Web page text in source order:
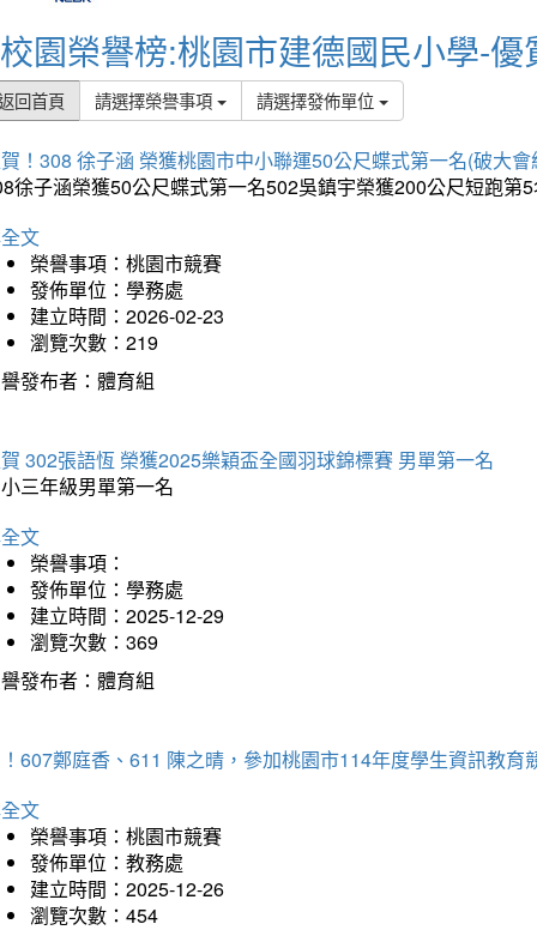
校園榮譽榜:桃園市建德國民小學-優
回首頁 請選擇榮譽事項 請選擇發佈單位
！308 徐子涵 榮獲桃園市中小聯運50公尺蝶式第一名(破大會
徐子涵榮獲50公尺蝶式第一名502吳鎮宇榮獲200公尺短跑
文
榮譽事項：桃園市競賽
發佈單位：學務處
建立時間：2026-02-23
瀏覽次數：219
發布者：體育組
302張語恆 榮獲2025樂穎盃全國羽球錦標賽 男單第一名
三年級男單第一名
文
榮譽事項：
發佈單位：學務處
建立時間：2025-12-29
瀏覽次數：369
發布者：體育組
607鄭庭香、611 陳之晴，參加桃園市114年度學生資訊教育
文
榮譽事項：桃園市競賽
發佈單位：教務處
建立時間：2025-12-26
瀏覽次數：454